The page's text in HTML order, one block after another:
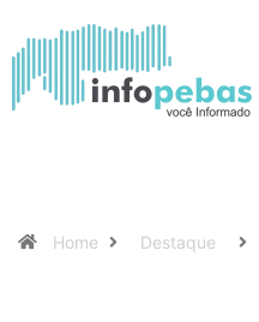
Home Destaque